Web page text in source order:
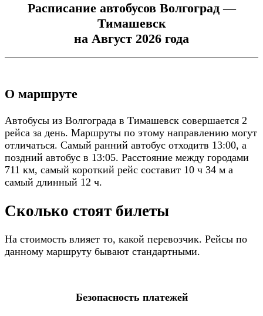
Расписание автобусов Волгоград —
Тимашевск
на Август 2026 года
О маршруте
Автобусы из Волгограда в Тимашевск совершается 2
рейса за день. Маршруты по этому направлению могут
отличаться. Самый ранний автобус отходитв 13:00, а
поздний автобус в 13:05. Расстояние между городами
711 км, самый короткий рейс составит 10 ч 34 м а
самый длинный 12 ч.
Сколько стоят билеты
На стоимость влияет то, какой перевозчик. Рейсы по
данному маршруту бывают стандартными.
Безопасность платежей